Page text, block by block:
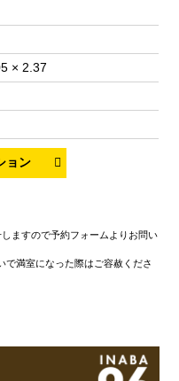
× 2.37
ますので予約フォームよりお問い
で満室になった際はご容赦くださ